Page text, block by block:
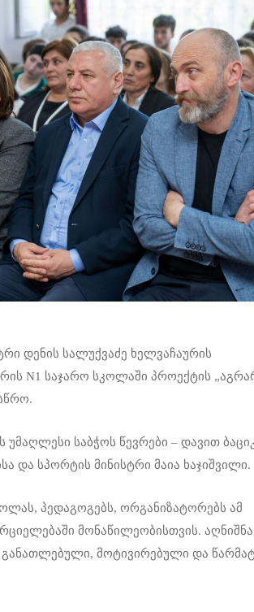
დენის სალუქვაძე ხელვაჩაურის
N1 საჯარო სკოლაში პროექტის
საბჭოს წევრები – დავით
და სპორტის მინისტრი მაია ხაჯიშვილი.
პედაგოგებს, ორგანიზატორებს ამ
მონაწილეობისთვის.
განათლებული, მოტივირებული და